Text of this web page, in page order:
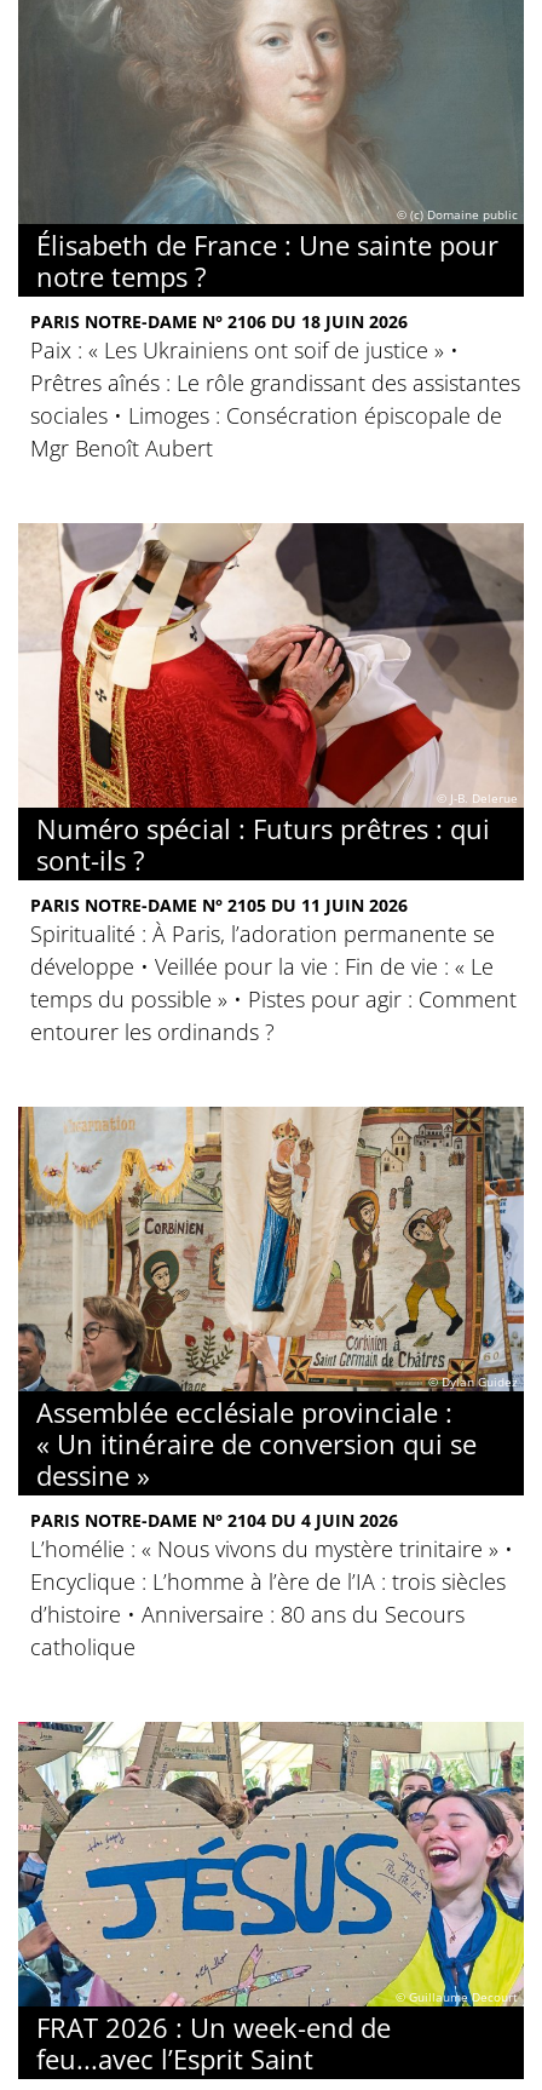
© (c) Domaine public
Élisabeth de France : Une sainte pour
notre temps ?
PARIS NOTRE-DAME N° 2106 DU 18 JUIN 2026
Paix : « Les Ukrainiens ont soif de justice » •
Prêtres aînés : Le rôle grandissant des assistantes
sociales • Limoges : Consécration épiscopale de
Mgr Benoît Aubert
© J-B. Delerue
Numéro spécial : Futurs prêtres : qui
sont-ils ?
PARIS NOTRE-DAME N° 2105 DU 11 JUIN 2026
Spiritualité : À Paris, l’adoration permanente se
développe • Veillée pour la vie : Fin de vie : « Le
temps du possible » • Pistes pour agir : Comment
entourer les ordinands ?
© Dylan Guidez
Assemblée ecclésiale provinciale :
« Un itinéraire de conversion qui se
dessine »
PARIS NOTRE-DAME N° 2104 DU 4 JUIN 2026
L’homélie : « Nous vivons du mystère trinitaire » •
Encyclique : L’homme à l’ère de l’IA : trois siècles
d’histoire • Anniversaire : 80 ans du Secours
catholique
© Guillaume Decourt
FRAT 2026 : Un week-end de
feu...avec l’Esprit Saint